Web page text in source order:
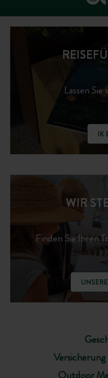
Lassen
IK
Outdoor
WIR
Finden Sie Ihren